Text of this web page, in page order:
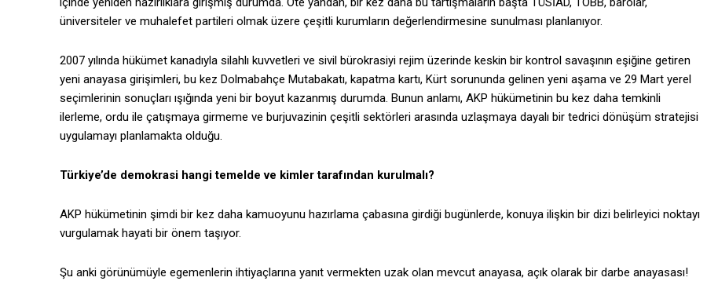
üniversiteler ve muhalefet partileri olmak üzere çeşitli kurumların değerlendirmesine sunulması planlanıyor.
2007 yılında hükümet kanadıyla silahlı kuvvetleri ve sivil bürokrasiyi rejim üzerinde keskin bir kontrol savaşının eşiğine getiren
yeni anayasa girişimleri, bu kez Dolmabahçe Mutabakatı, kapatma kartı, Kürt sorununda gelinen yeni aşama ve 29 Mart yerel
seçimlerinin sonuçları ışığında yeni bir boyut kazanmış durumda. Bunun anlamı, AKP hükümetinin bu kez daha temkinli
ilerleme, ordu ile çatışmaya girmeme ve burjuvazinin çeşitli sektörleri arasında uzlaşmaya dayalı bir tedrici dönüşüm stratejisi
uygulamayı planlamakta olduğu.
Türkiye’de demokrasi hangi temelde ve kimler tarafından kurulmalı?
AKP hükümetinin şimdi bir kez daha kamuoyunu hazırlama çabasına girdiği bugünlerde, konuya ilişkin bir dizi belirleyici noktayı
vurgulamak hayati bir önem taşıyor.
Şu anki görünümüyle egemenlerin ihtiyaçlarına yanıt vermekten uzak olan mevcut anayasa, açık olarak bir darbe anayasası!